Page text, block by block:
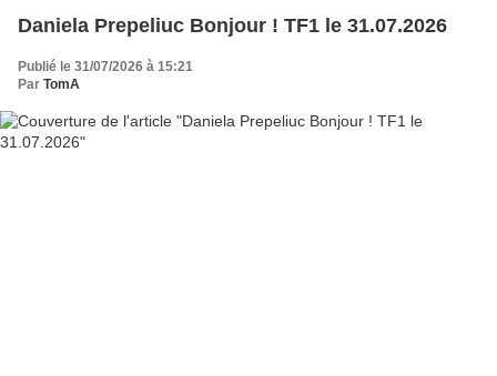
Daniela Prepeliuc Bonjour ! TF1 le 31.07.2026
Publié le 31/07/2026 à 15:21
Par TomA